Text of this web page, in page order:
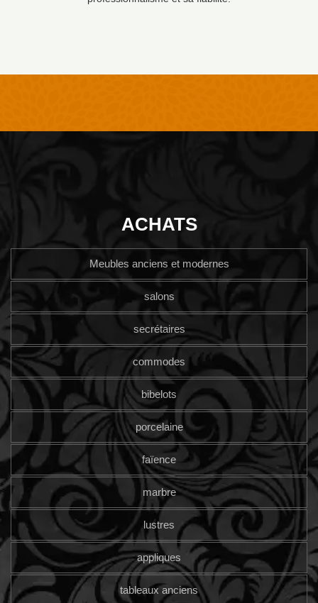
ACHATS
Meubles anciens et modernes
salons
secrétaires
commodes
bibelots
porcelaine
faïence
marbre
lustres
appliques
tableaux anciens